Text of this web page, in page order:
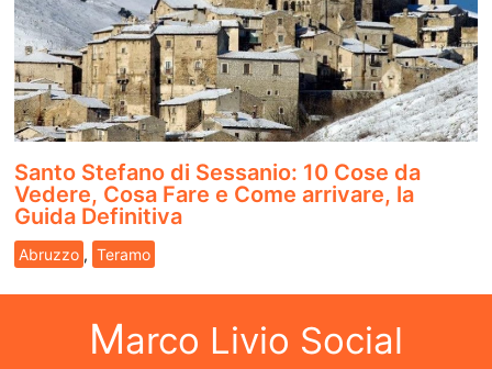
Santo Stefano di Sessanio: 10 Cose da
Vedere, Cosa Fare e Come arrivare, la
Guida Definitiva
Abruzzo , Teramo
Marco Livio Social